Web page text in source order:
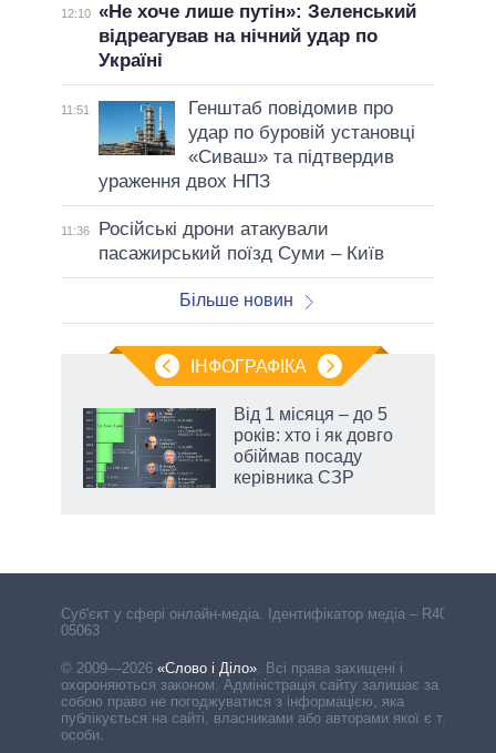
12:10 «Не хоче лише путін»: Зеленський
відреагував на нічний удар по
Україні
11:51
Генштаб повідомив про
удар по буровій установці
«Сиваш» та підтвердив
ураження двох НПЗ
11:36
Російські дрони атакували
пасажирський поїзд Суми – Київ
Більше новин
ІНФОГРАФІКА
Від 1 місяця – до 5
років: хто і як довго
обіймав посаду
керівника СЗР
Cуб'єкт у сфері онлайн-медіа. Ідентифікатор медіа – R40-
05063
© 2009—2026 «Слово і Діло». Всі права захищені і
охороняються законом. Адміністрація сайту залишає за
собою право не погоджуватися з інформацією, яка
публікується на сайті, власниками або авторами якої є треті
особи.